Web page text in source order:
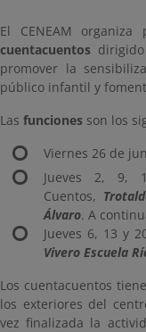
El CENEAM
cuentacuentos
promover la
público infantil y
Las funciones son los
Viernes 26 de
Jueves 2,
Cuentos,
Álvaro. A
Jueves 6, 13 y
Vivero Escuela
Los cuentacuentos
los exteriores del
vez finalizada la